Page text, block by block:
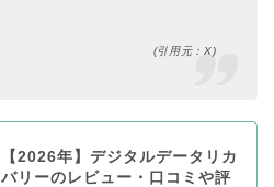
(引用元：X)
【2026年】デジタルデータリカ
バリーのレビュー・口コミや評